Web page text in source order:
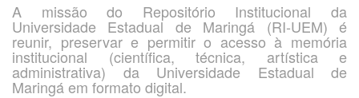
A missão do Repositório Institucional da
Universidade Estadual de Maringá (RI-UEM) é
reunir, preservar e permitir o acesso à memória
institucional (científica, técnica, artística e
administrativa) da Universidade Estadual de
Maringá em formato digital.